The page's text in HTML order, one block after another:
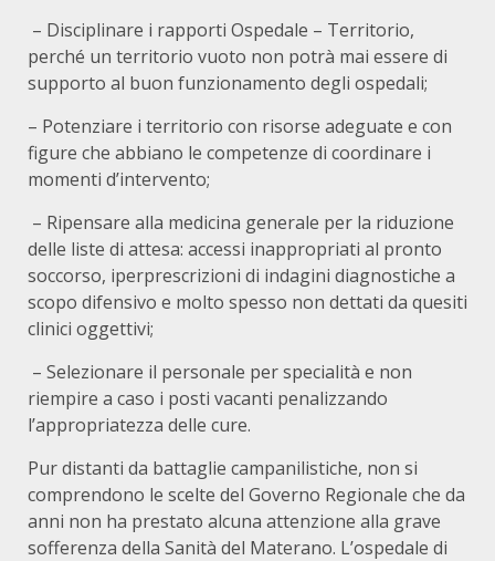
– Disciplinare i rapporti Ospedale – Territorio,
perché un territorio vuoto non potrà mai essere di
supporto al buon funzionamento degli ospedali;
– Potenziare i territorio con risorse adeguate e con
figure che abbiano le competenze di coordinare i
momenti d’intervento;
– Ripensare alla medicina generale per la riduzione
delle liste di attesa: accessi inappropriati al pronto
soccorso, iperprescrizioni di indagini diagnostiche a
scopo difensivo e molto spesso non dettati da quesiti
clinici oggettivi;
– Selezionare il personale per specialità e non
riempire a caso i posti vacanti penalizzando
l’appropriatezza delle cure.
Pur distanti da battaglie campanilistiche, non si
comprendono le scelte del Governo Regionale che da
anni non ha prestato alcuna attenzione alla grave
sofferenza della Sanità del Materano. L’ospedale di